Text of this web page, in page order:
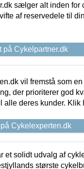
sælger alt inden for
af reservedele til
på Cykelpartner.dk
vil fremstå som
der prioriterer god
alle deres kunder. Klik
Cykelexperten.dk
et solidt udvalg af
største